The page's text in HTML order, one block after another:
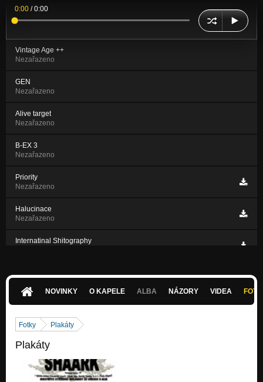
0:00 /0:00
Vintage Age ++
Nezařazeno
GEN
Nezařazeno
Alive target
Nezařazeno
B-EX 3
Nezařazeno
Priority
Nezařazeno
Halucinace
Nezařazeno
Internatinal Shitography
NOVINKY O KAPELE ALBA NÁZORY VIDEA
Fotky Plakáty
Plakáty